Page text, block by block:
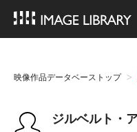
映像作品データベーストップ
ジルベルト・